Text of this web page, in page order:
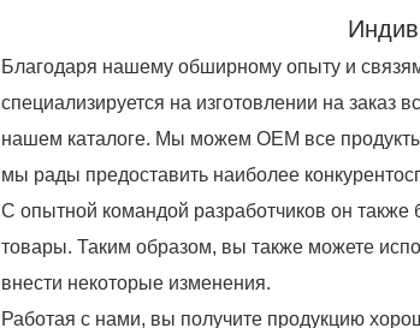
Благодаря нашему обширному опыту и
специализируется на изготовлении на заказ
нашем каталоге. Мы можем OEM все
мы рады предоставить наиболее
С опытной командой разработчиков он
товары. Таким образом, вы также можете
внести некоторые изменения.
Работая с нами, вы получите продукцию